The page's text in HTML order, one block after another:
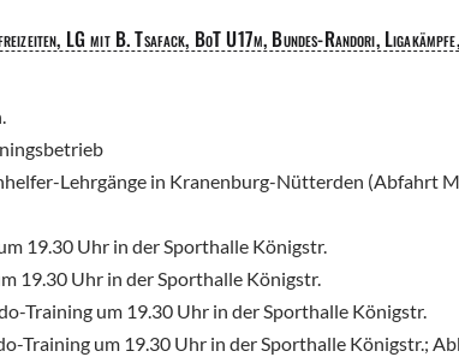
LG mit B. Tsafack, BoT U17m, Bundes-Randori,
Lehrgänge in Kranenburg-Nütterden (Abfahrt
19.30 Uhr in der Sporthalle Königstr.
19.30 Uhr in der Sporthalle Königstr.
Training um 19.30 Uhr in der Sporthalle Königstr.
Training um 19.30 Uhr in der Sporthalle Königstr.;